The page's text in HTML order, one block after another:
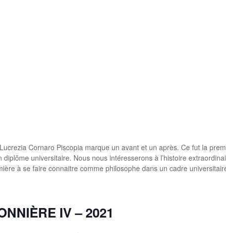
Cornaro Piscopia marque un avant et un après. Ce fut la
universitaire. Nous nous intéresserons à l’histoire
à se faire connaitre comme philosophe dans un cadre
IV – 2021